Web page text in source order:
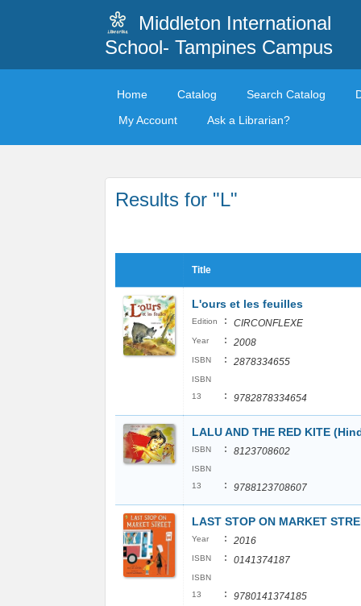
Middleton International
School- Tampines Campus
Home Catalog Search Catalog
My Account
Ask a Librarian?
Results for "L"
Title
L'ours et les feuilles
Edition : CIRCONFLEXE
Year : 2008
ISBN : 2878334655
ISBN
13
: 9782878334654
LALU AND THE RED KITE
ISBN : 8123708602
ISBN
13
: 9788123708607
LAST STOP ON MARKET
Year : 2016
ISBN : 0141374187
ISBN
13
: 9780141374185